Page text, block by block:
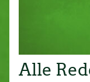
Alle